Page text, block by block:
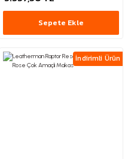
Sepete Ekle
İndirimli Ürün